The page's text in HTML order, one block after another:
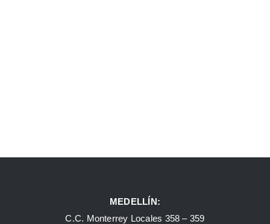
MEDELLÍN:
C.C. Monterrey Locales 358 – 359